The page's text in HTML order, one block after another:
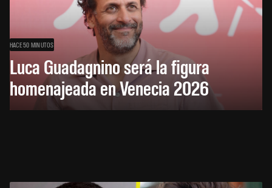
HACE 50 MINUTOS
Luca Guadagnino será la figura
homenajeada en Venecia 2026